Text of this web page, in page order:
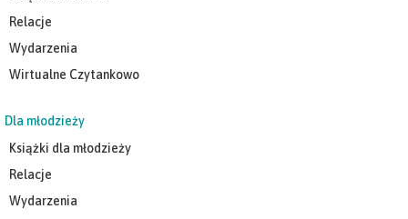
Relacje
Wydarzenia
Wirtualne Czytankowo
Dla młodzieży
Książki dla młodzieży
Relacje
Wydarzenia